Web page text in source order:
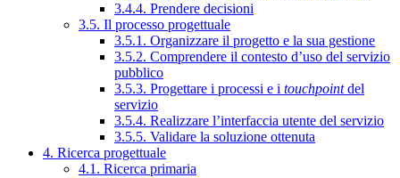
3.4.4. Prendere decisioni
3.5. Il processo progettuale
3.5.1. Organizzare il progetto e la sua gestione
3.5.2. Comprendere il contesto d’uso del servizio
pubblico
3.5.3. Progettare i processi e i touchpointdel
servizio
3.5.4. Realizzare l’interfaccia utente del servizio
3.5.5. Validare la soluzione ottenuta
4. Ricerca progettuale
4.1. Ricerca primaria